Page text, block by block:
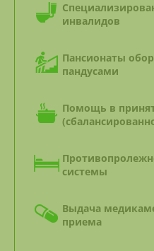
инвалидов
Пансионаты
пандусами
Помощь в
системы
Выдача
приема